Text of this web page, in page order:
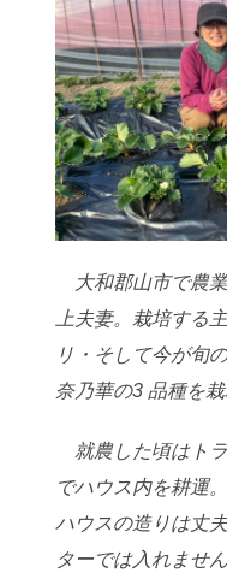
大和郡山市で農
上夫妻。栽培する
リ・そして今が旬
奈乃華の3 品種を
就農した頃はト
でハウス内を耕運
ハウスの造りは丈
ターでは入れませ